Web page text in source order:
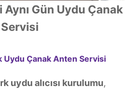
Gün Uydu Çanak
Servisi
Çanak Anten Servisi
uydu alıcısı kurulumu,